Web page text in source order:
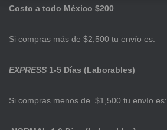
Costo a todo México $200
Si compras más de $2,500 tu envío es:
EXPRESS 1-5 Días (Laborables)
Si compras menos de $1,500 tu envío es: